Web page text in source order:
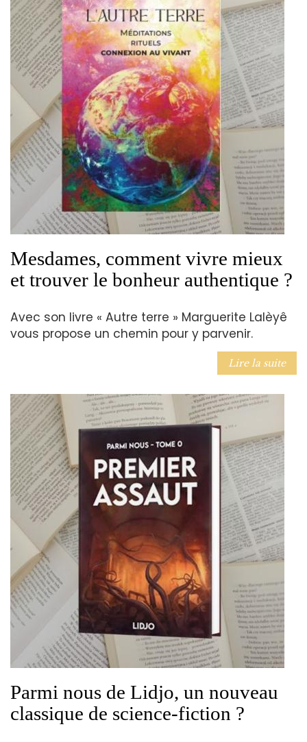
Mesdames, comment vivre mieux
et trouver le bonheur authentique ?
Avec son livre « Autre terre » Marguerite Lalèyê
vous propose un chemin pour y parvenir.
Lire la suite
Parmi nous de Lidjo, un nouveau
classique de science-fiction ?